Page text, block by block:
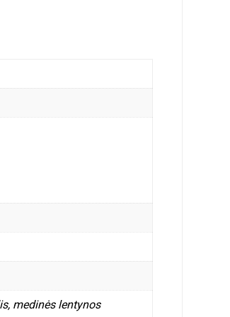
medinės lentynos